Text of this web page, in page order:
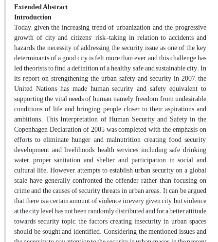
Extended Abstract
Introduction
Today, given the increasing trend of urbanization and the progressive
growth of city and citizens’ risk-taking in relation to accidents and
hazards, the necessity of addressing the security issue as one of the key
determinants of a good city is felt more than ever, and this challenge has
led theorists to find a definition of a healthy, safe and sustainable city. In
its report on strengthening the urban safety and security in 2007, the
United Nations has made human security and safety equivalent to
supporting the vital needs of human, namely, freedom from undesirable
conditions of life and bringing people closer to their aspirations and
ambitions. This Interpretation of Human Security and Safety in the
Copenhagen Declaration of 2005 was completed with the emphasis on
efforts to eliminate hunger and malnutrition, creating food security,
development and livelihoods, health services including safe drinking
water, proper sanitation and shelter, and participation in social and
cultural life. However, attempts to establish urban security on a global
scale have generally confronted the offender rather than focusing on
crime and the causes of security threats in urban areas. It can be argued
that there is a certain amount of violence in every given city, but violence
at the city level has not been randomly distributed and for a better attitude
towards security topic, the factors creating insecurity in urban spaces
should be sought and identified. Considering the mentioned issues and